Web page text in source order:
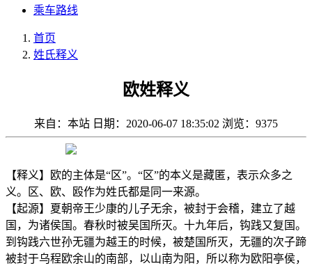
乘车路线
首页
姓氏释义
欧姓释义
来自：本站 日期：2020-06-07 18:35:02 浏览：9375
【释义】欧的主体是“区”。“区”的本义是藏匿，表示众多之
义。区、欧、殴作为姓氏都是同一来源。
【起源】夏朝帝王少康的儿子无余，被封于会稽，建立了越
国，为诸侯国。春秋时被吴国所灭。十九年后，钩践又复国。
到钩践六世孙无疆为越王的时候，被楚国所灭，无疆的次子蹄
被封于乌程欧余山的南部，以山南为阳，所以称为欧阳亭侯，